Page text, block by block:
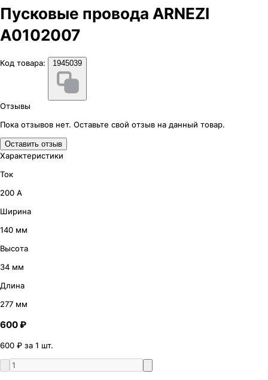
Пусковые провода ARNEZI
А0102007
Код товара: 1945039
Отзывы
Пока отзывов нет. Оставьте свой отзыв на данный товар.
Оставить отзыв
Характеристики
Ток
200 А
Ширина
140 мм
Высота
34 мм
Длина
277 мм
600 ₽
600 ₽ за 1 шт.